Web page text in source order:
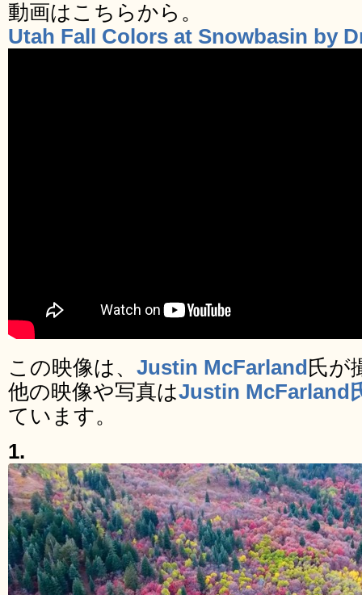
動画はこちらから。
Utah Fall Colors at Snowbasin by
この映像は、 Justin McFarland 氏が
他の映像や写真はJustin McFarland
ています。
1.